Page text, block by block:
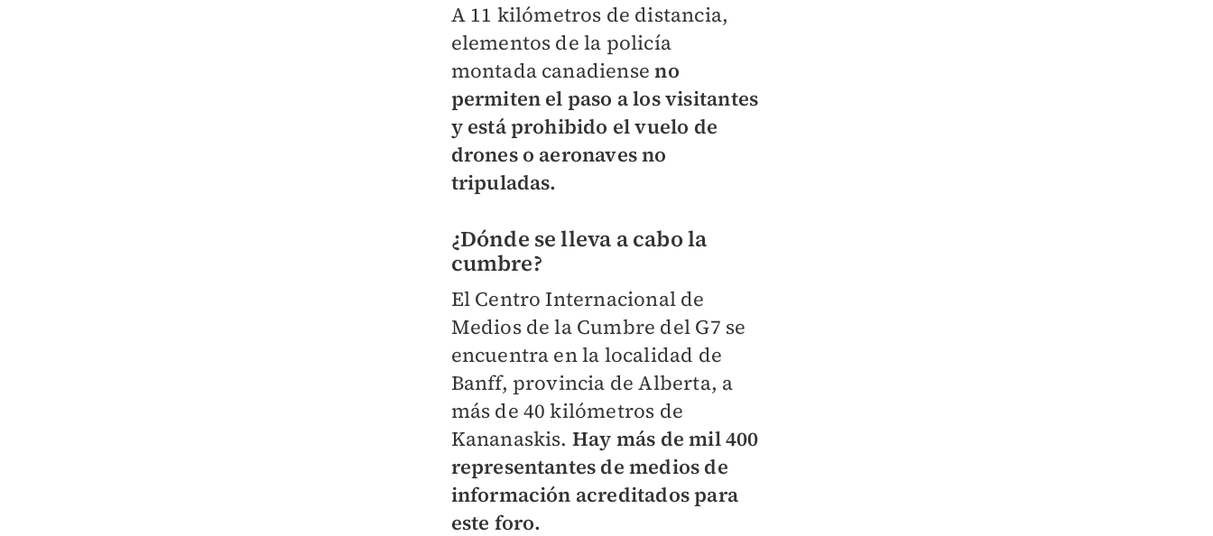
A 11 kilómetros de distancia,
elementos de la policía
montada canadienseno
permiten el paso a los visitantes
y está prohibido el vuelo de
drones o aeronaves no
tripuladas.
¿Dónde se lleva a cabo la
cumbre?
El Centro Internacional de
Medios de la Cumbre del G7 se
encuentra en la localidad de
Banff, provincia de Alberta, a
más de 40 kilómetros de
Kananaskis. Hay más de mil 400
representantes de medios de
información acreditados para
este foro.